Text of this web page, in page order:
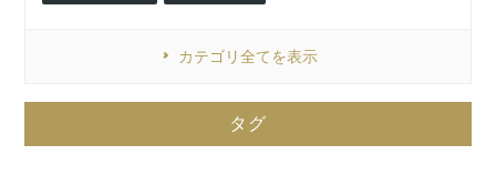
カテゴリ全てを表示
タグ